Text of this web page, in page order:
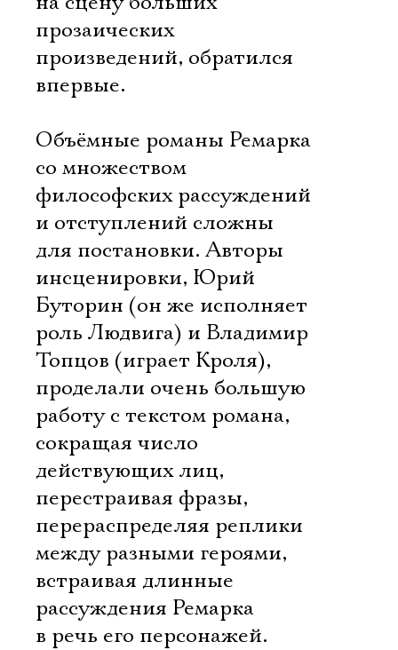
прозаических
произведений, обратился
впервые.
Объёмные романы Ремарка
со множеством
философских рассуждений
и отступлений сложны
для постановки. Авторы
инсценировки, Юрий
Буторин (он же исполняет
роль Людвига) и Владимир
Топцов (играет Кроля),
проделали очень большую
работу с текстом романа,
сокращая число
действующих лиц,
перестраивая фразы,
перераспределяя реплики
между разными героями,
встраивая длинные
рассуждения Ремарка
в речь его персонажей.